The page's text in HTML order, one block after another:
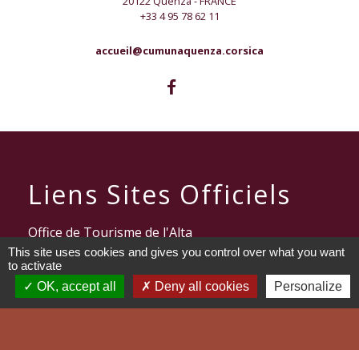
+33 4 95 78 62 11
accueil@cumunaquenza.corsica
Liens Sites Officiels
Office de Tourisme de l'Alta
Rocca
Communauté des Communes
de l'Alta Rocca
This site uses cookies and gives you control over what you want
to activate
OK, accept all
Deny all cookies Personalize